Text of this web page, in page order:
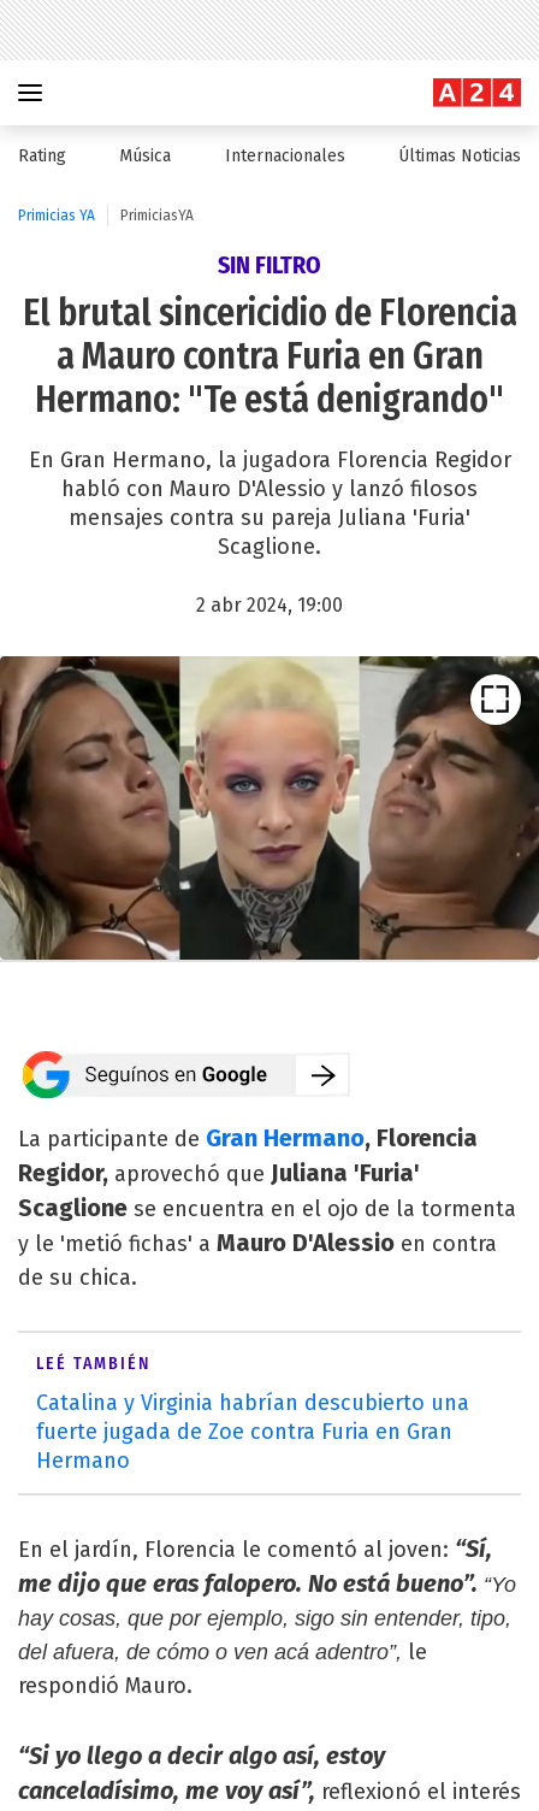
Rating Música Internacionales Últimas Noticias
Primicias YA PrimiciasYA
SIN FILTRO
El brutal sincericidio de Florencia
a Mauro contra Furia en Gran
Hermano: "Te está denigrando"
En Gran Hermano, la jugadora Florencia Regidor
habló con Mauro D'Alessio y lanzó filosos
mensajes contra su pareja Juliana 'Furia'
Scaglione.
2 abr 2024, 19:00
La participante de Gran Hermano, Florencia
Regidor, aprovechó que Juliana 'Furia'
Scaglione se encuentra en el ojo de la tormenta
y le 'metió fichas' a Mauro D'Alessio en contra
de su chica.
LEÉ TAMBIÉN
Catalina y Virginia habrían descubierto una
fuerte jugada de Zoe contra Furia en Gran
Hermano
En el jardín, Florencia le comentó al joven: “Sí,
me dijo que eras falopero. No está bueno”. “Yo
hay cosas, que por ejemplo, sigo sin entender, tipo,
del afuera, de cómo o ven acá adentro”, le
respondió Mauro.
“Si yo llego a decir algo así, estoy
canceladísimo, me voy así”, reflexionó el interés